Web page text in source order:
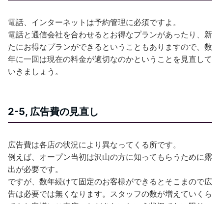
電話、インターネットは予約管理に必須ですよ。
電話と通信会社を合わせるとお得なプランがあったり、新
たにお得なプランができるということもありますので、数
年に一回は現在の料金が適切なのかということを見直して
いきましょう。
2-5, 広告費の見直し
広告費は各店の状況により異なってくる所です。
例えば、オープン当初は沢山の方に知ってもらうために露
出が必要です。
ですが、数年続けて固定のお客様ができるとそこまので広
告は必要では無くなります。スタッフの数が増えていくら